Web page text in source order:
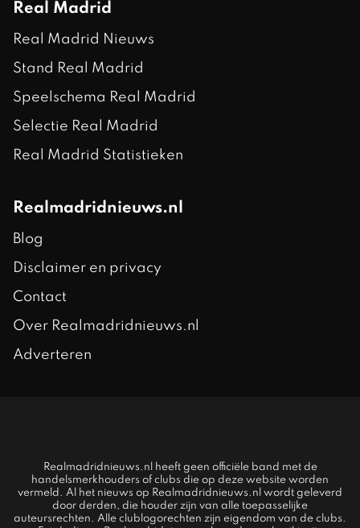
Real Madrid
Real Madrid Nieuws
Stand Real Madrid
Speelschema Real Madrid
Selectie Real Madrid
Real Madrid Statistieken
Realmadridnieuws.nl
Blog
Disclaimer en privacy
Contact
Over Realmadridnieuws.nl
Adverteren
Realmadridnieuws.nl heeft geen officiële band met de
handelsmerkhouders of clubs die op deze website worden
vermeld. Al het nieuws op Realmadridnieuws.nl wordt geleverd
door derden, die houder zijn van alle toepasselijke
auteursrechten. Alle clublogorechten zijn eigendom van de clubs.